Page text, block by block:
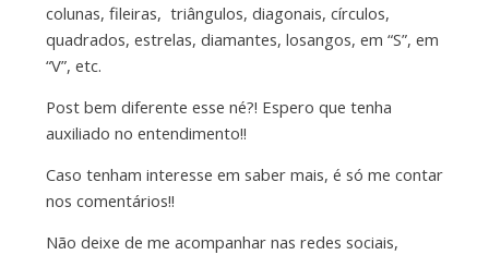
colunas, fileiras, triângulos, diagonais, círculos,
quadrados, estrelas, diamantes, losangos, em “S”, em
“V”, etc.
Post bem diferente esse né?! Espero que tenha
auxiliado no entendimento!!
Caso tenham interesse em saber mais, é só me contar
nos comentários!!
Não deixe de me acompanhar nas redes sociais,